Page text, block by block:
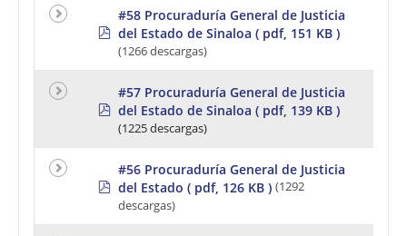
p
#58 Procuraduría General de Justicia
del Estado de Sinaloa ( pdf, 151 KB )
(1266 descargas)
p
#57 Procuraduría General de Justicia
del Estado de Sinaloa ( pdf, 139 KB )
(1225 descargas)
p
#56 Procuraduría General de Justicia
del Estado ( pdf, 126 KB ) (1292
descargas)